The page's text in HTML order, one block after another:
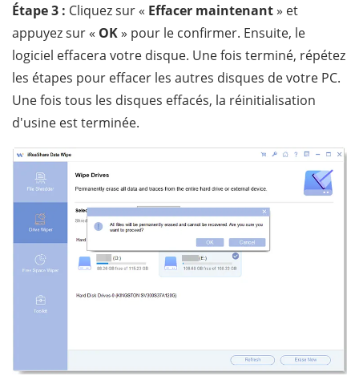
Étape 3 : Cliquez sur « Effacer maintenant» et
appuyez sur « OK» pour le confirmer. Ensuite, le
logiciel effacera votre disque. Une fois terminé, répétez
les étapes pour effacer les autres disques de votre PC.
Une fois tous les disques effacés, la réinitialisation
d'usine est terminée.